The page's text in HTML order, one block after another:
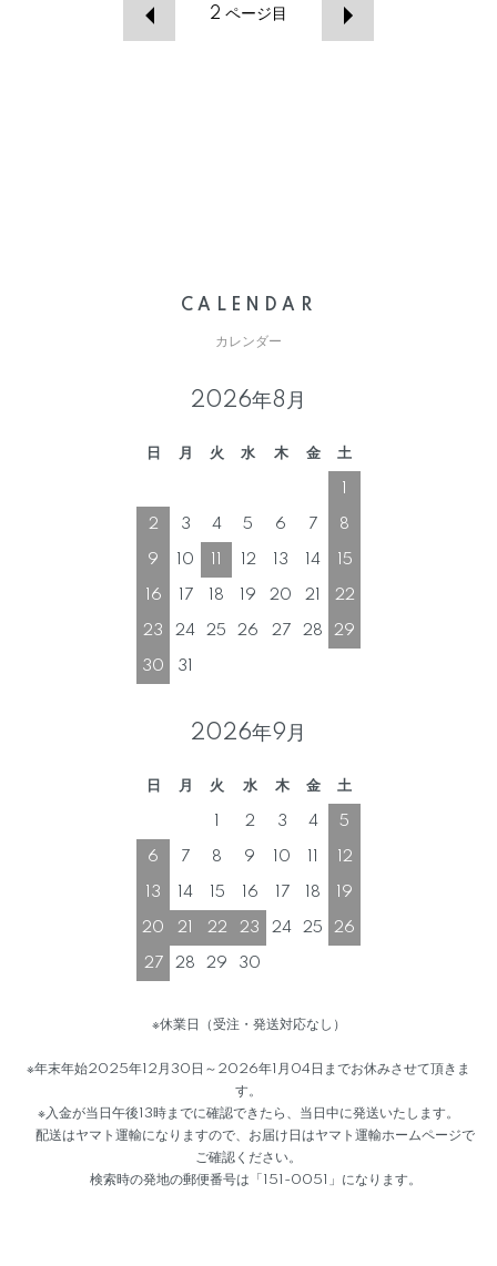
2 ページ目
CALENDAR
カレンダー
2026年8月
日 月 火 水 木 金 土
2 3 4 5 6 7 8
9 10 12 13 14 15
16 17 18 19 20 21 22
23 24 25 26 27 28 29
30 31
2026年9月
日 月 火 水 木 金 土
2 3 4 5
6 7 8 9 10 12
13 14 15 16 17 18 19
20 21 22 23 24 25 26
27 28 29 30
※休業日（受注・発送対応なし）
※年末年始2025年12月30日～2026年1月04日までお休みさせて頂きま
す。
※入金が当日午後13時までに確認できたら、当日中に発送いたします。
配送はヤマト運輸になりますので、お届け日はヤマト運輸ホームページで
ご確認ください。
検索時の発地の郵便番号は「151-0051」になります。